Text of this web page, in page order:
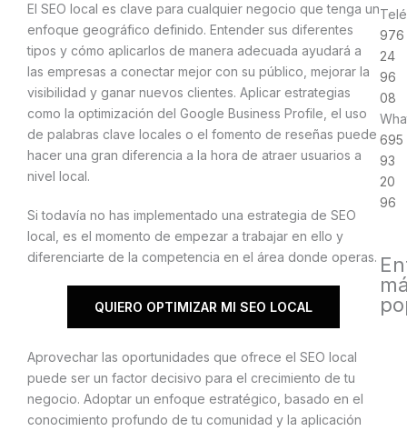
El SEO local es clave para cualquier negocio que tenga un
enfoque geográfico definido. Entender sus diferentes
tipos y cómo aplicarlos de manera adecuada ayudará a
las empresas a conectar mejor con su público, mejorar la
visibilidad y ganar nuevos clientes. Aplicar estrategias
como la optimización del Google Business Profile, el uso
de palabras clave locales o el fomento de reseñas puede
hacer una gran diferencia a la hora de atraer usuarios a
nivel local.
Si todavía no has implementado una estrategia de SEO
local, es el momento de empezar a trabajar en ello y
diferenciarte de la competencia en el área donde operas.
QUIERO OPTIMIZAR MI SEO LOCAL
Aprovechar las oportunidades que ofrece el SEO local
puede ser un factor decisivo para el crecimiento de tu
negocio. Adoptar un enfoque estratégico, basado en el
conocimiento profundo de tu comunidad y la aplicación
976
24
96
08
695
93
20
96